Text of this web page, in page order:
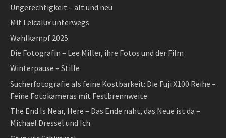
Ungerechtigkeit – alt und neu
Mit Leicalux unterwegs
Wahlkampf 2025
Die Fotografin – Lee Miller, ihre Fotos und der Film
Winterpause – Stille
Sucherfotografie als feine Kostbarkeit: Die Fuji X100 Reihe –
Feine Fotokameras mit Festbrennweite
The End Is Near, Here – Das Ende naht, das Neue ist da –
Michael Dressel und Ich